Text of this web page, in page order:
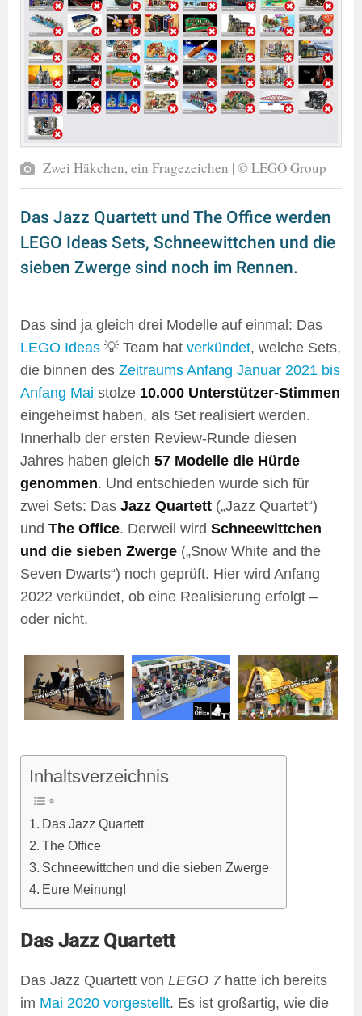
Zwei Häkchen, ein Fragezeichen | © LEGO Group
Das Jazz Quartett und The Office werden
LEGO Ideas Sets, Schneewittchen und die
sieben Zwerge sind noch im Rennen.
Das sind ja gleich drei Modelle auf einmal: Das
LEGO Ideas 💡 Team hat verkündet, welche Sets,
die binnen des Zeitraums Anfang Januar 2021 bis
Anfang Mai stolze 10.000 Unterstützer-Stimmen
eingeheimst haben, als Set realisiert werden.
Innerhalb der ersten Review-Runde diesen
Jahres haben gleich 57 Modelle die Hürde
genommen. Und entschieden wurde sich für
zwei Sets: Das Jazz Quartett („Jazz Quartet“)
und The Office. Derweil wird Schneewittchen
und die sieben Zwerge („Snow White and the
Seven Dwarts“) noch geprüft. Hier wird Anfang
2022 verkündet, ob eine Realisierung erfolgt –
oder nicht.
Inhaltsverzeichnis
Das Jazz Quartett
The Office
Schneewittchen und die sieben Zwerge
Eure Meinung!
Das Jazz Quartett
Das Jazz Quartett von LEGO 7hatte ich bereits
im Mai 2020 vorgestellt. Es ist großartig, wie die